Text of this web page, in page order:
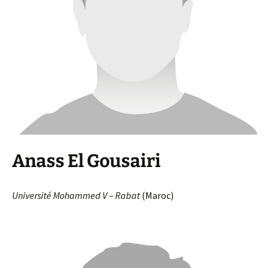
Anass El Gousairi
Université Mohammed V – Rabat(Maroc)